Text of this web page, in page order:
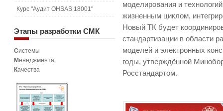
моделирования и
жизненным циклом,
Новый ТК будет
стандартизации в области
моделей и электронных
годы, утверждённой
Росстандартом.
Курс "Аудит OHSAS 18001"
Этапы разработки СМК
Системы
Менеджмента
Качества